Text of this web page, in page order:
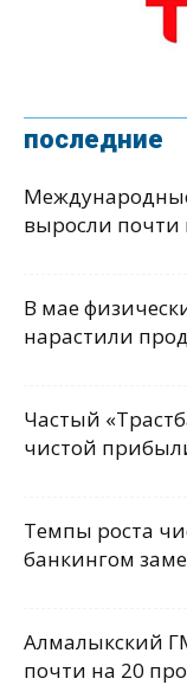
последние
выросли почти
В мае
нарастили
Частый
чистой
Темпы роста
банкингом
Алмалыкский
почти на 20